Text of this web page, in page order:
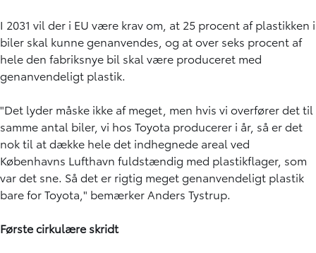
I 2031 vil der i EU være krav om, at 25 procent af plastikken i
biler skal kunne genanvendes, og at over seks procent af
hele den fabriksnye bil skal være produceret med
genanvendeligt plastik.
"Det lyder måske ikke af meget, men hvis vi overfører det til
samme antal biler, vi hos Toyota producerer i år, så er det
nok til at dække hele det indhegnede areal ved
Københavns Lufthavn fuldstændig med plastikflager, som
var det sne. Så det er rigtig meget genanvendeligt plastik
bare for Toyota," bemærker Anders Tystrup.
Første cirkulære skridt